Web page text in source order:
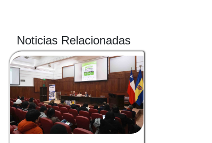
Noticias Relacionadas